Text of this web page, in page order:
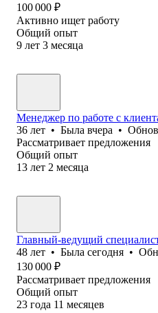
100 000 ₽
Активно ищет работу
Общий опыт
9 лет 3 месяца
Менеджер по работе с
36 лет • Была вчера •
Рассматривает предложения
Общий опыт
13 лет 2 месяца
Главный-ведущий
48 лет • Была сегодня •
130 000 ₽
Рассматривает предложения
Общий опыт
23 года 11 месяцев